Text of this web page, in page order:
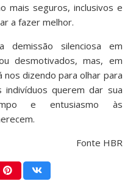
mais seguros, inclusivos e
a fazer melhor.
silenciosa em
desmotivados, mas, em
dizendo para olhar para
querem dar sua
e entusiasmo às
Fonte HBR